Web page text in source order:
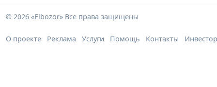
© 2026 «Elbozor» Все права защищены
О проекте Реклама Услуги Помощь Контакты